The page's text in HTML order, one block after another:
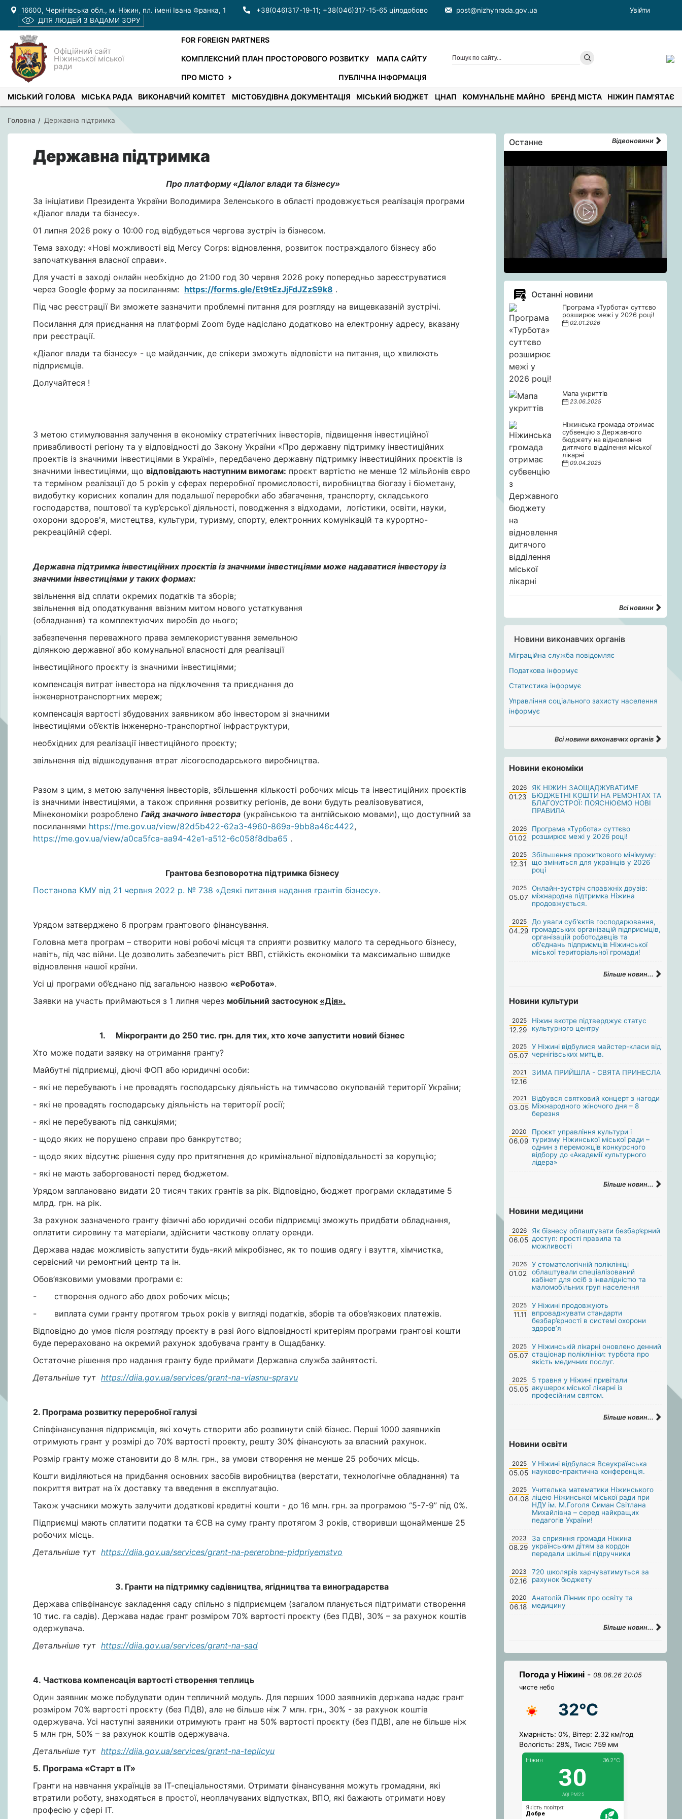
16600, Чернігівська обл., м. Ніжин, пл. імені Івана Франка, 1 +38(046)317-19-11; +38(046)317-15-65 цілодобово post@nizhynrada.gov.ua
Увійти
ДЛЯ ЛЮДЕЙ З ВАДАМИ ЗОРУ
Офіційний сайт
Ніжинської міської
ради
FOR FOREIGN PARTNERS
КОМПЛЕКСНИЙ ПЛАН ПРОСТОРОВОГО РОЗВИТКУ МАПА САЙТУ
ПРО МІСТО ПУБЛІЧНА ІНФОРМАЦІЯ
МІСЬКИЙ ГОЛОВА МІСЬКА РАДА ВИКОНАВЧИЙ КОМІТЕТ МІСТОБУДІВНА ДОКУМЕНТАЦІЯ МІСЬКИЙ БЮДЖЕТ ЦНАП КОМУНАЛЬНЕ МАЙНО БРЕНД МІСТА НІЖИН ПАМ'ЯТАЄ
Головна Державна підтримка
Державна підтримка
Про платформу «Діалог влади та бізнесу»
За ініціативи Президента України Володимира Зеленського в області продовжується реалізація програми
«Діалог влади та бізнесу».
01 липня 2026 року о 10:00 год відбудеться чергова зустріч із бізнесом.
Тема заходу: «Нові можливості від Mercy Corps: відновлення, розвиток постраждалого бізнесу або
започаткування власної справи».
Для участі в заході онлайн необхідно до 21:00 год 30 червня 2026 року попередньо зареєструватися
через Google форму за посиланням: https://forms.gle/Et9tEzJjFdJZzS9k8 .
Під час реєстрації Ви зможете зазначити проблемні питання для розгляду на вищевказаній зустрічі.
Посилання для приєднання на платформі Zoom буде надіслано додатково на електронну адресу, вказану
при реєстрації.
«Діалог влади та бізнесу» - це майданчик, де спікери зможуть відповісти на питання, що хвилюють
підприємців.
Долучайтеся !
З метою стимулювання залучення в економіку стратегічних інвесторів, підвищення інвестиційної
привабливості регіону та у відповідності до Закону України «Про державну підтримку інвестиційних
проектів із значними інвестиціями в Україні», передбачено державну підтримку інвестиційних проєктів із
значними інвестиціями, що відповідають наступним вимогам: проєкт вартістю не менше 12 мільйонів євро
та терміном реалізації до 5 років у сферах переробної промисловості, виробництва біогазу і біометану,
видобутку корисних копалин для подальшої переробки або збагачення, транспорту, складського
господарства, поштової та кур’єрської діяльності, поводження з відходами, логістики, освіти, науки,
охорони здоров'я, мистецтва, культури, туризму, спорту, електронних комунікацій та курортно-
рекреаційній сфері.
Державна підтримка інвестиційних проєктів із значними інвестиціями може надаватися інвестору із
значними інвестиціями у таких формах:
звільнення від сплати окремих податків та зборів;
звільнення від оподаткування ввізним митом нового устаткування
(обладнання) та комплектуючих виробів до нього;
забезпечення переважного права землекористування земельною
ділянкою державної або комунальної власності для реалізації
інвестиційного проєкту із значними інвестиціями;
компенсація витрат інвестора на підключення та приєднання до
інженернотранспортних мереж;
компенсація вартості збудованих заявником або інвестором зі значними
інвестиціями об’єктів інженерно-транспортної інфраструктури,
необхідних для реалізації інвестиційного проєкту;
звільнення від відшкодування втрат лісогосподарського виробництва.
Разом з цим, з метою залучення інвесторів, збільшення кількості робочих місць та інвестиційних проєктів
із значними інвестиціями, а також сприяння розвитку регіонів, де вони будуть реалізовуватися,
Мінекономіки розроблено Гайд значного інвестора (українською та англійською мовами), що доступний за
посиланнями https://me.gov.ua/view/82d5b422-62a3-4960-869a-9bb8a46c4422,
https://me.gov.ua/view/a0ca5fca-aa94-42e1-a512-6c058f8dba65 .
Грантова безповоротна підтримка бізнесу
Постанова КМУ від 21 червня 2022 р. № 738 «Деякі питання надання грантів бізнесу».
Урядом затверджено 6 програм грантового фінансування.
Головна мета програм – створити нові робочі місця та сприяти розвитку малого та середнього бізнесу,
навіть, під час війни. Це дозволить забезпечить ріст ВВП, стійкість економіки та максимально швидке
відновлення нашої країни.
Усі ці програми об’єднано під загальною назвою «єРобота».
Заявки на участь приймаються з 1 липня через мобільний застосунок «Дія».
1. Мікрогранти до 250 тис. грн. для тих, хто хоче запустити новий бізнес
Хто може подати заявку на отримання гранту?
Майбутні підприємці, діючі ФОП або юридичні особи:
- які не перебувають і не провадять господарську діяльність на тимчасово окупованій території України;
- які не провадять господарську діяльність на території росії;
- які не перебувають під санкціями;
- щодо яких не порушено справи про банкрутство;
- щодо яких відсутнє рішення суду про притягнення до кримінальної відповідальності за корупцію;
- які не мають заборгованості перед бюджетом.
Урядом заплановано видати 20 тисяч таких грантів за рік. Відповідно, бюджет програми складатиме 5
млрд. грн. на рік.
За рахунок зазначеного гранту фізичні або юридичні особи підприємці зможуть придбати обладнання,
оплатити сировину та матеріали, здійснити часткову оплату оренди.
Держава надає можливість запустити будь-який мікробізнес, як то пошив одягу і взуття, хімчистка,
сервісний чи ремонтний центр та ін.
Обов’язковими умовами програми є:
- створення одного або двох робочих місць;
- виплата суми гранту протягом трьох років у вигляді податків, зборів та обов’язкових платежів.
Відповідно до умов після розгляду проєкту в разі його відповідності критеріям програми грантові кошти
буде перераховано на окремий рахунок здобувача гранту в Ощадбанку.
Остаточне рішення про надання гранту буде приймати Державна служба зайнятості.
Детальніше тут https://diia.gov.ua/services/grant-na-vlasnu-spravu
2. Програма розвитку переробної галузі
Співфінансування підприємців, які хочуть створити або розвинути свій бізнес. Перші 1000 заявників
отримують грант у розмірі до 70% вартості проекту, решту 30% фінансують за власний рахунок.
Розмір гранту може становити до 8 млн. грн., за умови створення не менше 25 робочих місць.
Кошти виділяються на придбання основних засобів виробництва (верстати, технологічне обладнання) та
покриття витрат на їх доставку та введення в експлуатацію.
Також учасники можуть залучити додаткові кредитні кошти - до 16 млн. грн. за програмою “5-7-9” під 0%.
Підприємці мають сплатити податки та ЄСВ на суму гранту протягом 3 років, створивши щонайменше 25
робочих місць.
Детальніше тут https://diia.gov.ua/services/grant-na-pererobne-pidpriyemstvo
3. Гранти на підтримку садівництва, ягідництва та виноградарства
Держава співфінансує закладення саду спільно з підприємцем (загалом планується підтримати створення
10 тис. га садів). Держава надає грант розміром 70% вартості проєкту (без ПДВ), 30% – за рахунок коштів
одержувача.
Детальніше тут https://diia.gov.ua/services/grant-na-sad
4. Часткова компенсація вартості створення теплиць
Один заявник може побудувати один тепличний модуль. Для перших 1000 заявників держава надає грант
розміром 70% вартості проєкту (без ПДВ), але не більше ніж 7 млн. грн., 30% - за рахунок коштів
одержувача. Усі наступні заявники отримують грант на 50% вартості проєкту (без ПДВ), але не більше ніж
5 млн грн, 50% – за рахунок коштів одержувача.
Детальніше тут https://diia.gov.ua/services/grant-na-teplicyu
5. Програма «Старт в ІТ»
Гранти на навчання українців за ІТ-спеціальностями. Отримати фінансування можуть громадяни, які
втратили роботу, знаходяться в простої, неоплачуваних відпустках, ВПО, які бажають отримати нову
професію у сфері IT.
Останне Відеоновини
Останні новини
Програма «Турбота» суттєво
розширює межі у 2026 році!
02.01.2026
Мапа укриттів
23.06.2025
Ніжинська громада отримає
субвенцію з Державного
бюджету на відновлення
дитячого відділення міської
лікарні
09.04.2025
Всі новини
Новини виконавчих органів
Міграційна служба повідомляє
Податкова інформує
Статистика інформує
Управління соціального захисту населення
інформує
Всі новини виконавчих органів
Новини економіки
2026
01.23
ЯК НІЖИН ЗАОЩАДЖУВАТИМЕ
БЮДЖЕТНІ КОШТИ НА РЕМОНТАХ ТА
БЛАГОУСТРОЇ: ПОЯСНЮЄМО НОВІ
ПРАВИЛА
2026
01.02
Програма «Турбота» суттєво
розширює межі у 2026 році!
2025
12.31
Збільшення прожиткового мінімуму:
що зміниться для українців у 2026
році
2025
05.07
Онлайн-зустріч справжніх друзів:
міжнародна підтримка Ніжина
продовжується.
2025
04.29
До уваги суб'єктів господарювання,
громадських організацій підприємців,
організацій роботодавців та
об'єднань підприємців Ніжинської
міської територіальної громади!
Більше новин...
Новини культури
2025
12.29
Ніжин вкотре підтверджує статус
культурного центру
2025
05.07
У Ніжині відбулися майстер-класи від
чернігівських митців.
2021
12.16
ЗИМА ПРИЙШЛА - СВЯТА ПРИНЕСЛА
2021
03.05
Відбувся святковий концерт з нагоди
Міжнародного жіночого дня – 8
березня
2020
06.09
Проєкт управління культури і
туризму Ніжинської міської ради –
однин з переможців конкурсного
відбору до «Академії культурного
лідера»
Більше новин...
Новини медицини
2026
06.05
Як бізнесу облаштувати безбар’єрний
доступ: прості правила та
можливості
2026
01.02
У стоматологічній поліклініці
облаштували спеціалізований
кабінет для осіб з інвалідністю та
маломобільних груп населення
2025
11.11
У Ніжині продовжують
впроваджувати стандарти
безбар’єрності в системі охорони
здоров’я
2025
05.07
У Ніжинській лікарні оновлено денний
стаціонар поліклініки: турбота про
якість медичних послуг.
2025
05.05
5 травня у Ніжині привітали
акушерок міської лікарні із
професійним святом.
Більше новин...
Новини освіти
2025
05.05
У Ніжині відбулася Всеукраїнська
науково-практична конференція.
2025
04.08
Учителька математики Ніжинського
ліцею Ніжинської міської ради при
НДУ ім. М.Гоголя Симан Світлана
Михайлівна – серед найкращих
педагогів України!
2023
08.29
За сприяння громади Ніжина
українським дітям за кордон
передали шкільні підручники
2023
02.16
720 школярів харчуватимуться за
рахунок бюджету
2020
06.18
Анатолій Лінник про освіту та
медицину
Більше новин...
Погода у Ніжині - 08.06.26 20:05
чисте небо
32°C
Хмарність: 0%, Вітер: 2.32 км/год
Вологість: 28%, Тиск: 759 мм